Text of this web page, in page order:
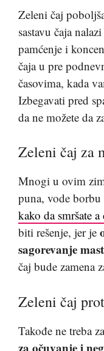
Zeleni čaj
sastavu čaja
pamćenje i
čaja u pre
časovima, kada
Izbegavati pred
da ne možete da
Zeleni čaj za
Mnogi u ovim
puna, vode
kako da smršate
biti rešenje, jer je
sagorevanje
čaj bude zamena
Zeleni čaj
Takođe ne treba
za očuvanje i